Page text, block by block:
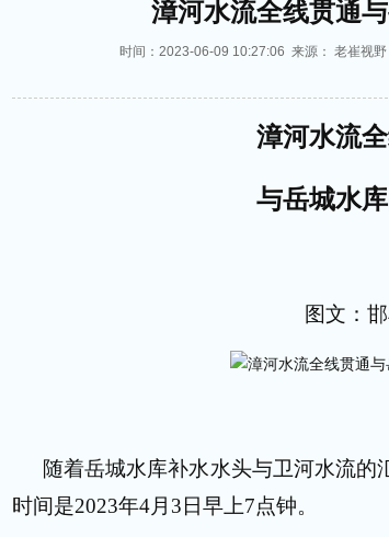
漳河水流全线贯通
时间：2023-06-09 10:27:06 来源： 老崔视
漳河水流
与岳城水
图文：
随着岳城水库补水水头与卫河水流的
时间是2023年4月3日早上7点钟。